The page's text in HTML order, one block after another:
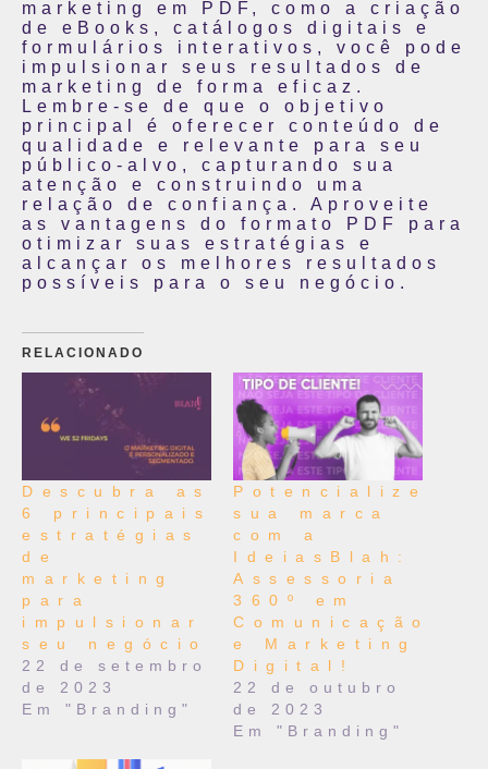
marketing em PDF, como a criação
de eBooks, catálogos digitais e
formulários interativos, você pode
impulsionar seus resultados de
marketing de forma eficaz.
Lembre-se de que o objetivo
principal é oferecer conteúdo de
qualidade e relevante para seu
público-alvo, capturando sua
atenção e construindo uma
relação de confiança. Aproveite
as vantagens do formato PDF para
otimizar suas estratégias e
alcançar os melhores resultados
possíveis para o seu negócio.
RELACIONADO
Descubra as
6 principais
estratégias
de
marketing
para
impulsionar
seu negócio
22 de setembro
de 2023
Em "Branding"
Potencialize
sua marca
com a
IdeiasBlah:
Assessoria
360º em
Comunicação
e Marketing
Digital!
22 de outubro
de 2023
Em "Branding"